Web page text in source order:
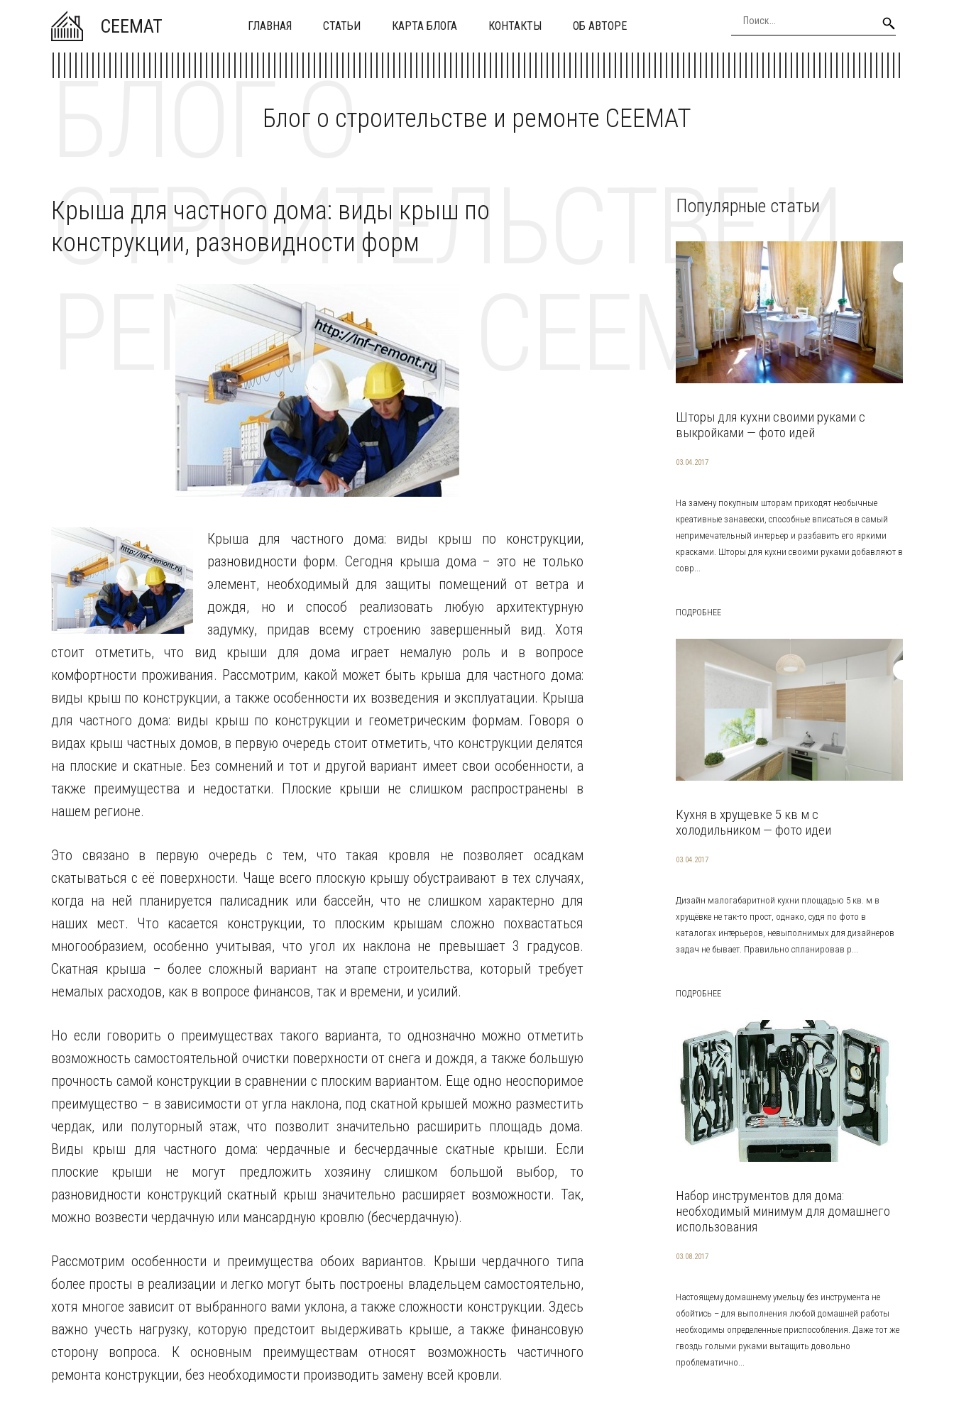
CEEMAT ГЛАВНАЯ СТАТЬИ КАРТА БЛОГА КОНТАКТЫ ОБ АВТОРЕ
Блог о строительстве и ремонте CEEMAT
БЛОГ О
СТРОИТЕЛЬСТВЕ И
РЕМОНТЕ CEEMAT
Крыша для частного дома: виды крыш по
конструкции, разновидности форм
Крыша для частного дома: виды крыш по конструкции,
разновидности форм. Сегодня крыша дома – это не только
элемент, необходимый для защиты помещений от ветра и
дождя, но и способ реализовать любую архитектурную
задумку, придав всему строению завершенный вид. Хотя
стоит отметить, что вид крыши для дома играет немалую роль и в вопросе
комфортности проживания. Рассмотрим, какой может быть крыша для частного дома:
виды крыш по конструкции, а также особенности их возведения и эксплуатации. Крыша
для частного дома: виды крыш по конструкции и геометрическим формам. Говоря о
видах крыш частных домов, в первую очередь стоит отметить, что конструкции делятся
на плоские и скатные. Без сомнений и тот и другой вариант имеет свои особенности, а
также преимущества и недостатки. Плоские крыши не слишком распространены в
нашем регионе.
Это связано в первую очередь с тем, что такая кровля не позволяет осадкам
скатываться с её поверхности. Чаще всего плоскую крышу обустраивают в тех случаях,
когда на ней планируется палисадник или бассейн, что не слишком характерно для
наших мест. Что касается конструкции, то плоским крышам сложно похвастаться
многообразием, особенно учитывая, что угол их наклона не превышает 3 градусов.
Скатная крыша – более сложный вариант на этапе строительства, который требует
немалых расходов, как в вопросе финансов, так и времени, и усилий.
Но если говорить о преимуществах такого варианта, то однозначно можно отметить
возможность самостоятельной очистки поверхности от снега и дождя, а также большую
прочность самой конструкции в сравнении с плоским вариантом. Еще одно неоспоримое
преимущество – в зависимости от угла наклона, под скатной крышей можно разместить
чердак, или полуторный этаж, что позволит значительно расширить площадь дома.
Виды крыш для частного дома: чердачные и бесчердачные скатные крыши. Если
плоские крыши не могут предложить хозяину слишком большой выбор, то
разновидности конструкций скатный крыш значительно расширяет возможности. Так,
можно возвести чердачную или мансардную кровлю (бесчердачную).
Рассмотрим особенности и преимущества обоих вариантов. Крыши чердачного типа
более просты в реализации и легко могут быть построены владельцем самостоятельно,
хотя многое зависит от выбранного вами уклона, а также сложности конструкции. Здесь
важно учесть нагрузку, которую предстоит выдерживать крыше, а также финансовую
сторону вопроса. К основным преимуществам относят возможность частичного
ремонта конструкции, без необходимости производить замену всей кровли.
Популярные статьи
Шторы для кухни своими руками с
выкройками — фото идей
03.04.2017
На замену покупным шторам приходят необычные
креативные занавески, способные вписаться в самый
непримечательный интерьер и разбавить его яркими
красками. Шторы для кухни своими руками добавляют в
совр...
ПОДРОБНЕЕ
Кухня в хрущевке 5 кв м с
холодильником — фото идеи
03.04.2017
Дизайн малогабаритной кухни площадью 5 кв. м в
хрущёвке не так-то прост, однако, судя по фото в
каталогах интерьеров, невыполнимых для дизайнеров
задач не бывает. Правильно спланировав р...
ПОДРОБНЕЕ
Набор инструментов для дома:
необходимый минимум для домашнего
использования
03.08.2017
Настоящему домашнему умельцу без инструмента не
обойтись – для выполнения любой домашней работы
необходимы определенные приспособления. Даже тот же
гвоздь голыми руками вытащить довольно
проблематично...